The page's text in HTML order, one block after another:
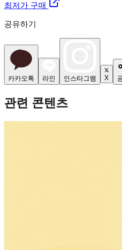
최저가 구매
공유하기
카카오톡 라인 인스타그램 X
관련 콘텐츠